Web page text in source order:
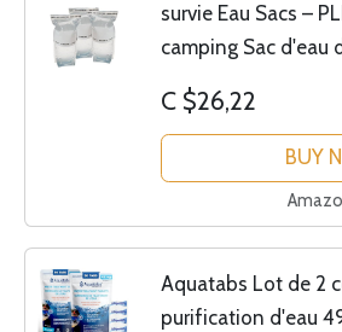
survie Eau Sacs –
camping Sac d'eau
Up de 1 litre (lot de 3)
C $26,22
BUY
Aquatabs Lot de 2
purification d'eau